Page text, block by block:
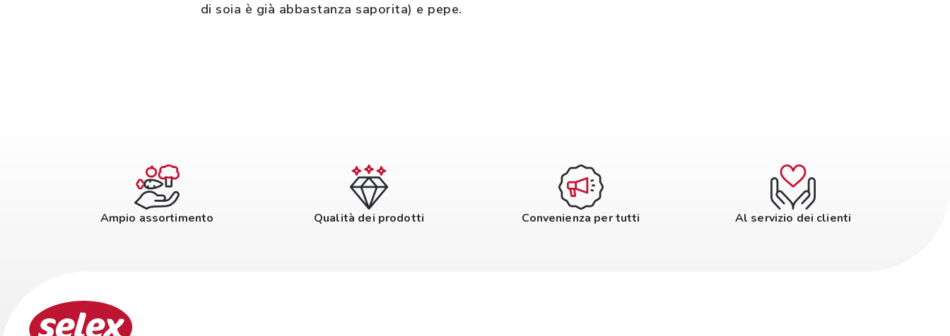
di soia è già abbastanza saporita) e pepe.
Ampio assortimento Qualità dei prodotti Convenienza per tutti Al servizio dei clienti